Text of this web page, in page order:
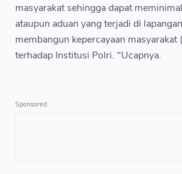
masyarakat sehingga dapat
ataupun aduan yang terjadi di
membangun kepercayaan
terhadap Institusi Polri. "Ucapnya.